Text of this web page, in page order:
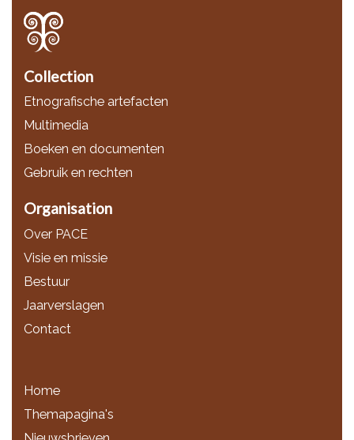
Collection
Etnografische artefacten
Multimedia
Boeken en documenten
Gebruik en rechten
Organisation
Over PACE
Visie en missie
Bestuur
Jaarverslagen
Contact
Home
Themapagina's